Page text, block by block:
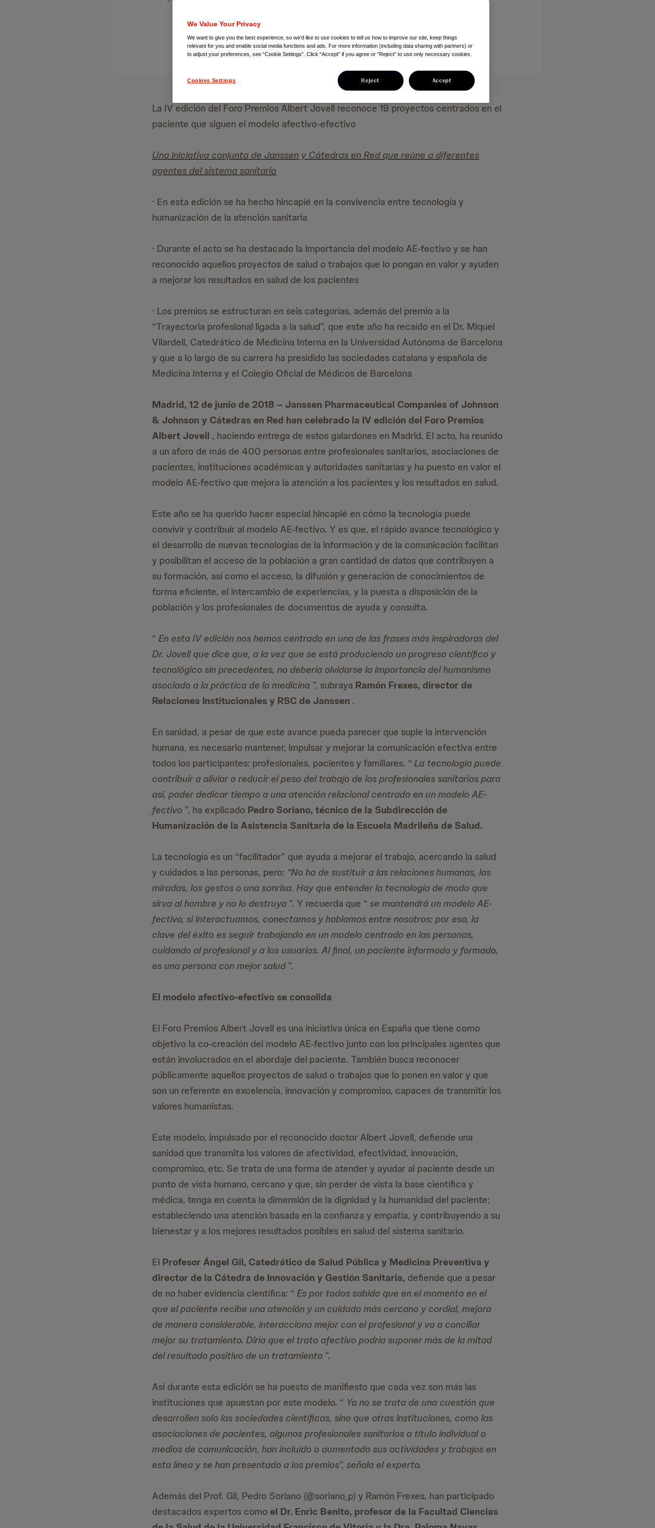
La IV edición del Foro Premios Albert Jovell reconoce 19 proyectos centrados en el
paciente que siguen el modelo afectivo-efectivo
Una iniciativa conjunta de Janssen y Cátedras en Red que reúne a diferentes
agentes del sistema sanitario
· En esta edición se ha hecho hincapié en la convivencia entre tecnología y
humanización de la atención sanitaria
· Durante el acto se ha destacado la importancia del modelo AE-fectivo y se han
reconocido aquellos proyectos de salud o trabajos que lo pongan en valor y ayuden
a mejorar los resultados en salud de los pacientes
· Los premios se estructuran en seis categorías, además del premio a la
“Trayectoria profesional ligada a la salud”, que este año ha recaído en el Dr. Miquel
Vilardell, Catedrático de Medicina Interna en la Universidad Autónoma de Barcelona
y que a lo largo de su carrera ha presidido las sociedades catalana y española de
Medicina Interna y el Colegio Oficial de Médicos de Barcelona
Madrid, 12 de junio de 2018 – Janssen Pharmaceutical Companies of Johnson
& Johnson y Cátedras en Red han celebrado la IV edición del Foro Premios
Albert Jovell , haciendo entrega de estos galardones en Madrid. El acto, ha reunido
a un aforo de más de 400 personas entre profesionales sanitarios, asociaciones de
pacientes, instituciones académicas y autoridades sanitarias y ha puesto en valor el
modelo AE-fectivo que mejora la atención a los pacientes y los resultados en salud.
Este año se ha querido hacer especial hincapié en cómo la tecnología puede
convivir y contribuir al modelo AE-fectivo. Y es que, el rápido avance tecnológico y
el desarrollo de nuevas tecnologías de la información y de la comunicación facilitan
y posibilitan el acceso de la población a gran cantidad de datos que contribuyen a
su formación, así como el acceso, la difusión y generación de conocimientos de
forma eficiente, el intercambio de experiencias, y la puesta a disposición de la
población y los profesionales de documentos de ayuda y consulta.
“ En esta IV edición nos hemos centrado en una de las frases más inspiradoras del
Dr. Jovell que dice que, a la vez que se está produciendo un progreso científico y
tecnológico sin precedentes, no debería olvidarse la importancia del humanismo
asociado a la práctica de la medicina ”, subraya Ramón Frexes, director de
Relaciones Institucionales y RSC de Janssen .
En sanidad, a pesar de que este avance pueda parecer que suple la intervención
humana, es necesario mantener, impulsar y mejorar la comunicación efectiva entre
todos los participantes: profesionales, pacientes y familiares. “ La tecnología puede
contribuir a aliviar o reducir el peso del trabajo de los profesionales sanitarios para
así, poder dedicar tiempo a una atención relacional centrada en un modelo AE-
fectivo ”, ha explicado Pedro Soriano, técnico de la Subdirección de
Humanización de la Asistencia Sanitaria de la Escuela Madrileña de Salud.
La tecnología es un “facilitador” que ayuda a mejorar el trabajo, acercando la salud
y cuidados a las personas, pero: “No ha de sustituir a las relaciones humanas, las
miradas, los gestos o una sonrisa. Hay que entender la tecnología de modo que
sirva al hombre y no lo destruya ”. Y recuerda que “ se mantendrá un modelo AE-
fectivo, si interactuamos, conectamos y hablamos entre nosotros; por eso, la
clave del éxito es seguir trabajando en un modelo centrado en las personas,
cuidando al profesional y a los usuarios. Al final, un paciente informado y formado,
es una persona con mejor salud”.
El modelo afectivo-efectivo se consolida
El Foro Premios Albert Jovell es una iniciativa única en España que tiene como
objetivo la co-creación del modelo AE-fectivo junto con los principales agentes que
están involucrados en el abordaje del paciente. También busca reconocer
públicamente aquellos proyectos de salud o trabajos que lo ponen en valor y que
son un referente en excelencia, innovación y compromiso, capaces de transmitir los
valores humanistas.
Este modelo, impulsado por el reconocido doctor Albert Jovell, defiende una
sanidad que transmita los valores de afectividad, efectividad, innovación,
compromiso, etc. Se trata de una forma de atender y ayudar al paciente desde un
punto de vista humano, cercano y que, sin perder de vista la base científica y
médica, tenga en cuenta la dimensión de la dignidad y la humanidad del paciente;
estableciendo una atención basada en la confianza y empatía, y contribuyendo a su
bienestar y a los mejores resultados posibles en salud del sistema sanitario.
El Profesor Ángel Gil, Catedrático de Salud Pública y Medicina Preventiva y
director de la Cátedra de Innovación y Gestión Sanitaria, defiende que a pesar
de no haber evidencia científica: “ Es por todos sabido que en el momento en el
que el paciente recibe una atención y un cuidado más cercano y cordial, mejora
de manera considerable, interacciona mejor con el profesional y va a conciliar
mejor su tratamiento. Diría que el trato afectivo podría suponer más de la mitad
del resultado positivo de un tratamiento ”.
Así durante esta edición se ha puesto de manifiesto que cada vez son más las
instituciones que apuestan por este modelo. “ Ya no se trata de una cuestión que
desarrollen solo las sociedades científicas, sino que otras instituciones, como las
asociaciones de pacientes, algunos profesionales sanitarios a título individual o
medios de comunicación, han incluido o aumentado sus actividades y trabajos en
esta línea y se han presentado a los premios”, señala el experto.
Además del Prof. Gil, Pedro Soriano (@soriano_p) y Ramón Frexes, han participado
destacados expertos como el Dr. Enric Benito, profesor de la Facultad Ciencias
We Value Your Privacy
We want to give you the best experience, so we’d like to use cookies to tell us how to improve our site, keep things
relevant for you and enable social media functions and ads. For more information (including data sharing with partners) or
to adjust your preferences, see “Cookie Settings”. Click “Accept” if you agree or “Reject” to use only necessary cookies.
Cookies Settings Reject Accept